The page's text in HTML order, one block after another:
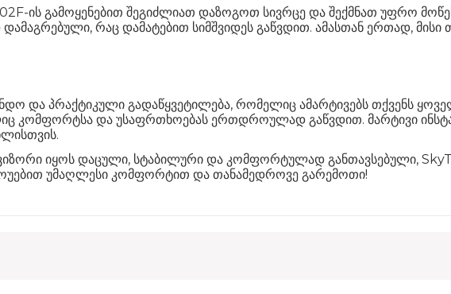
ის გამოყენებით შეგიძლიათ დაზოგოთ სივრცე და შექმნათ უფრო
რაც დამატებით სიმშვიდეს გაწვდით. ამასთან ერთად,
და პრაქტიკული გადაწყვეტილება, რომელიც ამარტივებს თქვენს
კომფორტსა და უსაფრთხოებას ერთდროულად გაწვდით. მარტივი
იყოს დაცული, სტაბილური და კომფორტულად განთავსებული,
უმაღლესი კომფორტით და თანამედროვე გარემოთი!